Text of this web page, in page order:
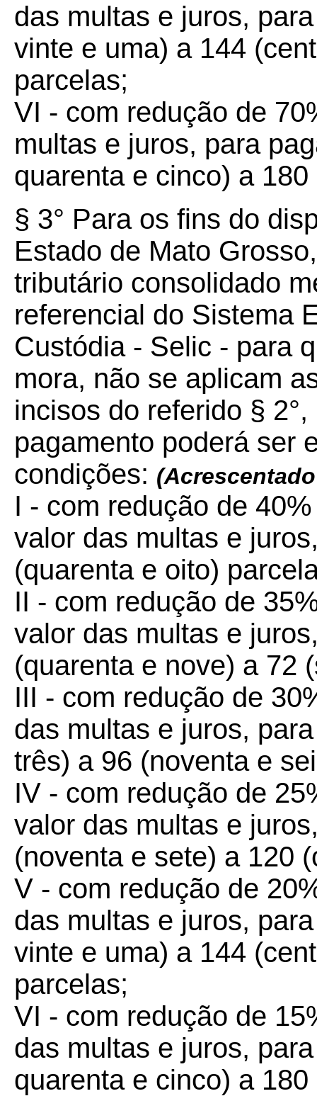
das multas e juros,
vinte e uma) a 144
parcelas;
VI - com redução de
multas e juros, para
quarenta e cinco) a
§ 3° Para os fins do
Estado de Mato
tributário consolidado
referencial do Sistema
Custódia - Selic - para
mora, não se aplicam
incisos do referido §
pagamento poderá ser
condições:
I - com redução de
valor das multas e
(quarenta e oito)
II - com redução de
valor das multas e
(quarenta e nove) a 72
III - com redução de
das multas e juros,
três) a 96 (noventa e
IV - com redução de
valor das multas e
(noventa e sete) a 120
V - com redução de
das multas e juros,
vinte e uma) a 144
parcelas;
VI - com redução de
das multas e juros,
quarenta e cinco) a